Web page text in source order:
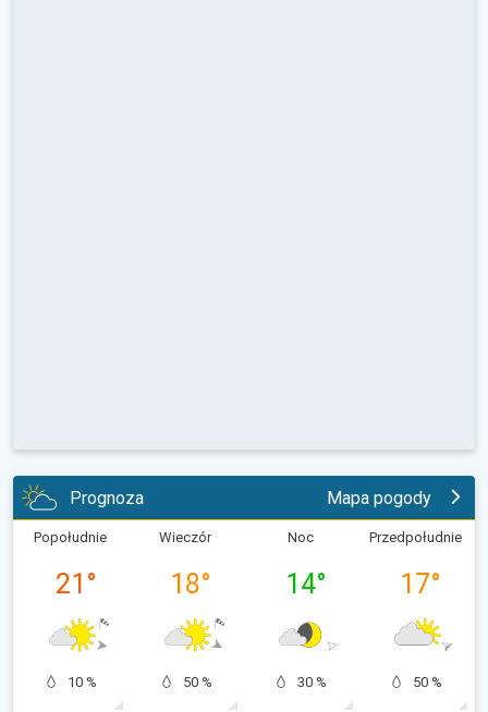
Prognoza Mapa pogody
Popołudnie
21 °
10 %
Wieczór
18°
50 %
Noc
14°
30 %
Przedpołudnie
17°
50 %